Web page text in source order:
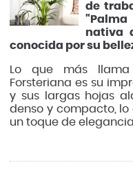
de
nativa
conocida por su
Lo que más
Forsteriana es su
y sus largas hojas
denso y compacto,
un toque de